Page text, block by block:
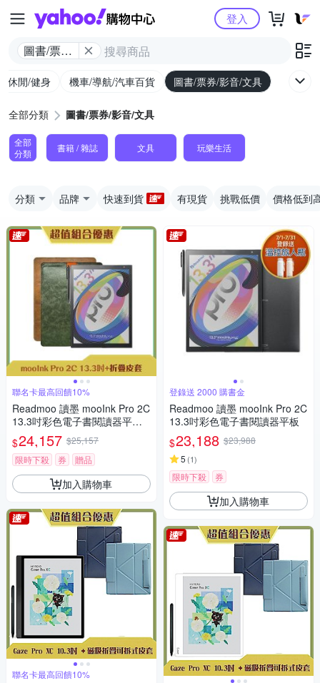
Yahoo購物中心
圖書/票券/
登入
/休閒/健身 機車/導航/汽車百貨 圖書/票券/影音/文具
全部分類 圖書/票券/影音/文具
全部
分類
書籍 / 雜誌 文具 玩樂生活
分類 品牌 快速到貨 有現貨 挑戰低價 價格低到
聯名卡最高回饋10%
Readmoo 讀墨 mooInk Pro 2C
13.3吋彩色電子書閱讀器平板
+折疊皮套 (組合)
$24,157 $25,157
限時下殺
券 贈品
加入購物車
聯名卡最高回饋10%
登錄送 2000 購書金
Readmoo 讀墨 mooInk Pro 2C
13.3吋彩色電子書閱讀器平板
$23,188 $23,988
5 (1)
限時下殺 券
加入購物車